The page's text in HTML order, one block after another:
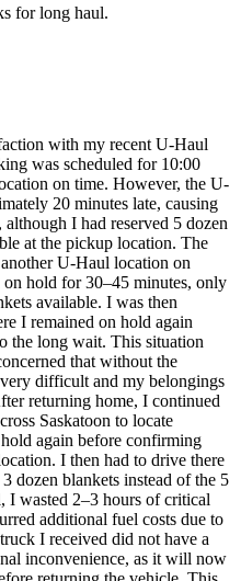
for long haul.
with my recent U-Haul
was scheduled for 10:00
on time. However, the U-
20 minutes late, causing
I had reserved 5 dozen
at the pickup location. The
U-Haul location on
hold for 30–45 minutes, only
available. I was then
I remained on hold again
the long wait. This situation
that without the
difficult and my belongings
returning home, I continued
Saskatoon to locate
again before confirming
I then had to drive there
dozen blankets instead of the 5
I wasted 2–3 hours of critical
additional fuel costs due to
I received did not have a
inconvenience, as it will now